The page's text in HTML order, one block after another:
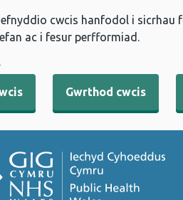
cwcis hanfodol i sicrhau
ac i fesur perfformiad.
Gwrthod cwcis